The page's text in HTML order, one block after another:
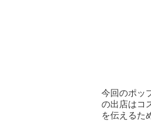
今回のポッ
の出店はコ
を伝えるた